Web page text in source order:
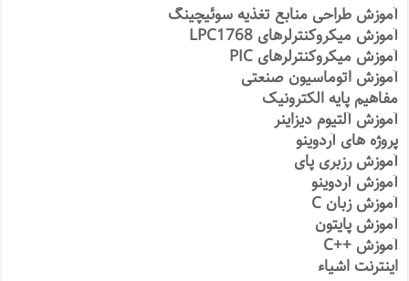
آموزش طراحی منابع تغذیه سوئیچینگ
آموزش میکروکنترلرهای LPC1768
آموزش میکروکنترلرهای PIC
آموزش اتوماسیون صنعتی
مفاهیم پایه الکترونیک
آموزش آلتیوم دیزاینر
پروژه های آردوینو
آموزش رزبری پای
آموزش آردوینو
آموزش زبان C
آموزش پایتون
آموزش ++C
اینترنت اشیاء